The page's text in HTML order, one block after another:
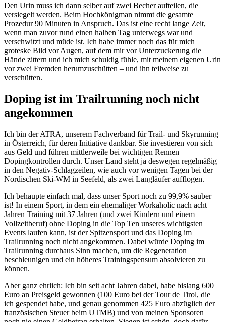
Den Urin muss ich dann selber auf zwei Becher aufteilen, die
versiegelt werden. Beim Hochkönigman nimmt die gesamte
Prozedur 90 Minuten in Anspruch. Das ist eine recht lange Zeit,
wenn man zuvor rund einen halben Tag unterwegs war und
verschwitzt und müde ist. Ich habe immer noch das für mich
groteske Bild vor Augen, auf dem mir vor Unterzuckerung die
Hände zittern und ich mich schuldig fühle, mit meinem eigenen Urin
vor zwei Fremden herumzuschütten – und ihn teilweise zu
verschütten.
Doping ist im Trailrunning noch nicht
angekommen
Ich bin der ATRA, unserem Fachverband für Trail- und Skyrunning
in Österreich, für deren Initiative dankbar. Sie investieren von sich
aus Geld und führen mittlerweile bei wichtigen Rennen
Dopingkontrollen durch. Unser Land steht ja deswegen regelmäßig
in den Negativ-Schlagzeilen, wie auch vor wenigen Tagen bei der
Nordischen Ski-WM in Seefeld, als zwei Langläufer aufflogen.
Ich behaupte einfach mal, dass unser Sport noch zu 99,9% sauber
ist! In einem Sport, in dem ein ehemaliger Workaholic nach acht
Jahren Training mit 37 Jahren (und zwei Kindern und einem
Vollzeitberuf) ohne Doping in die Top Ten unseres wichtigsten
Events laufen kann, ist der Spitzensport und das Doping im
Trailrunning noch nicht angekommen. Dabei würde Doping im
Trailrunning durchaus Sinn machen, um die Regeneration
beschleunigen und ein höheres Trainingspensum absolvieren zu
können.
Aber ganz ehrlich: Ich bin seit acht Jahren dabei, habe bislang 600
Euro an Preisgeld gewonnen (100 Euro bei der Tour de Tirol, die
ich gespendet habe, und genau genommen 425 Euro abzüglich der
französischen Steuer beim UTMB) und von meinen Sponsoren